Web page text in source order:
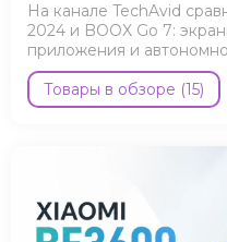
На канале TechAvid
2024 и BOOX Go 7:
приложения и
Товары в обзоре (15)